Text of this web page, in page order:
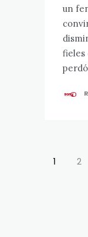
un
fieles
1 2